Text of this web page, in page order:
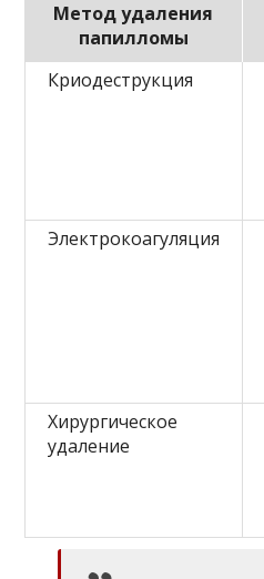
Метод удаления
папилломы
Криодеструкция
Электрокоагуляция
Хирургическое
удаление